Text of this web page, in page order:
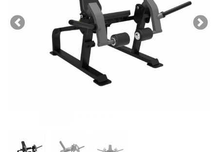
Previous Next